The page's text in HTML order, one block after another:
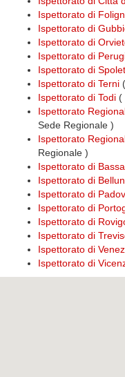
Ispettorato di
Ispettorato di
Ispettorato di
Ispettorato di
Ispettorato di
Ispettorato di Terni
Ispettorato di Todi (
Ispettorato
Sede Regionale )
Ispettorato
Regionale )
Ispettorato di
Ispettorato di
Ispettorato di
Ispettorato di
Ispettorato di
Ispettorato di
Ispettorato di
Ispettorato di